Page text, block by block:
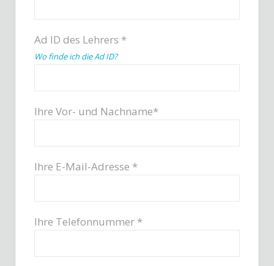
Ad ID des Lehrers *
Wo finde ich die Ad ID?
Ihre Vor- und Nachname*
Ihre E-Mail-Adresse *
Ihre Telefonnummer *